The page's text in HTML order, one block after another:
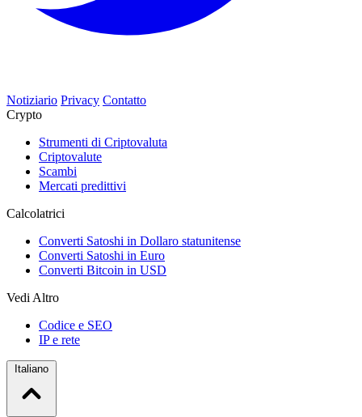
Notiziario Privacy Contatto
Crypto
Strumenti di Criptovaluta
Criptovalute
Scambi
Mercati predittivi
Calcolatrici
Converti Satoshi in Dollaro statunitense
Converti Satoshi in Euro
Converti Bitcoin in USD
Vedi Altro
Codice e SEO
IP e rete